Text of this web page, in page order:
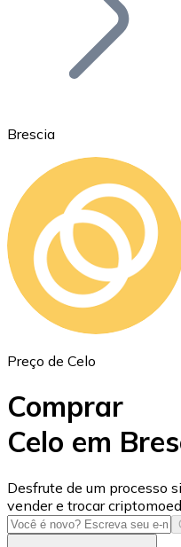
Ethereum
ETH
USD Coin
USDC
Brescia
Preço de Celo
Comprar
Celo em
Desfrute de um processo
vender e trocar